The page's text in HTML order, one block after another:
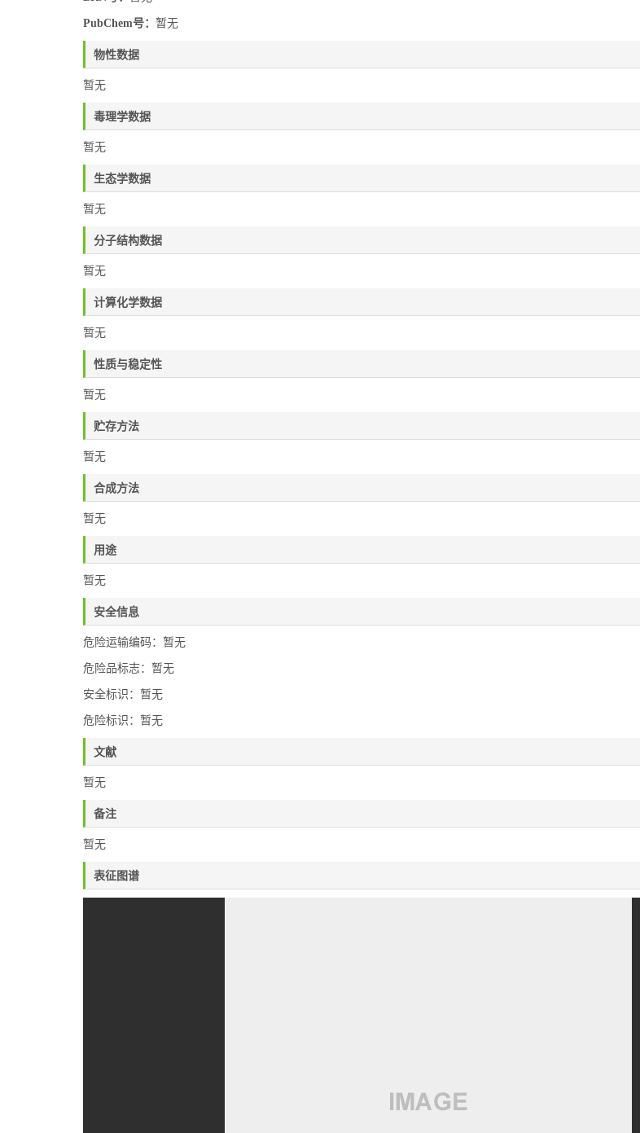
PubChem号： 暂无
物性数据
暂无
毒理学数据
暂无
生态学数据
暂无
分子结构数据
暂无
计算化学数据
暂无
性质与稳定性
暂无
贮存方法
暂无
合成方法
暂无
用途
暂无
安全信息
危险运输编码：暂无
危险品标志：暂无
安全标识：暂无
危险标识：暂无
文献
暂无
备注
暂无
表征图谱